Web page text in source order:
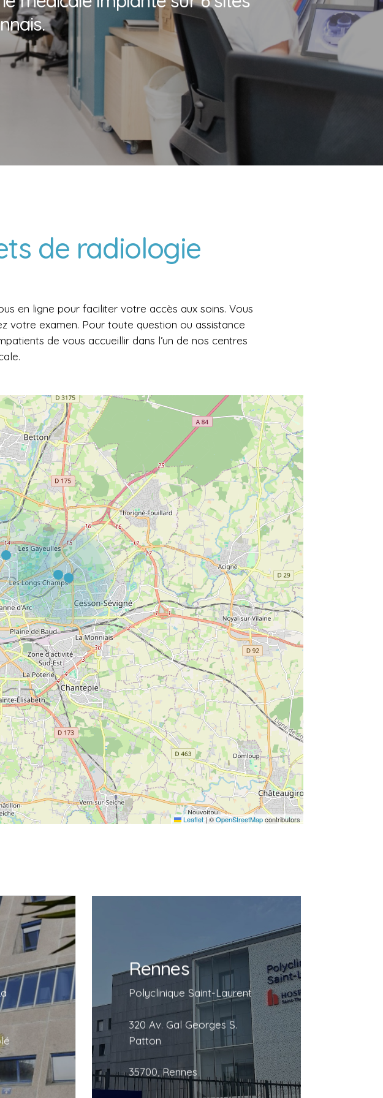
de radiologie
en ligne pour faciliter votre accès aux soins. Vous
votre examen. Pour toute question ou assistance
de vous accueillir dans l’un de nos centres
Leaflet | ©OpenStreetMapcontributors
La Rennes
Polyclinique Saint-Laurent
320 Av. Gal Georges S.
Patton
35700, Rennes
Rennes
Polyclinique Saint-Laurent
320 Av. Gal Georges S.
Patton
35700, Rennes
En savoir plus